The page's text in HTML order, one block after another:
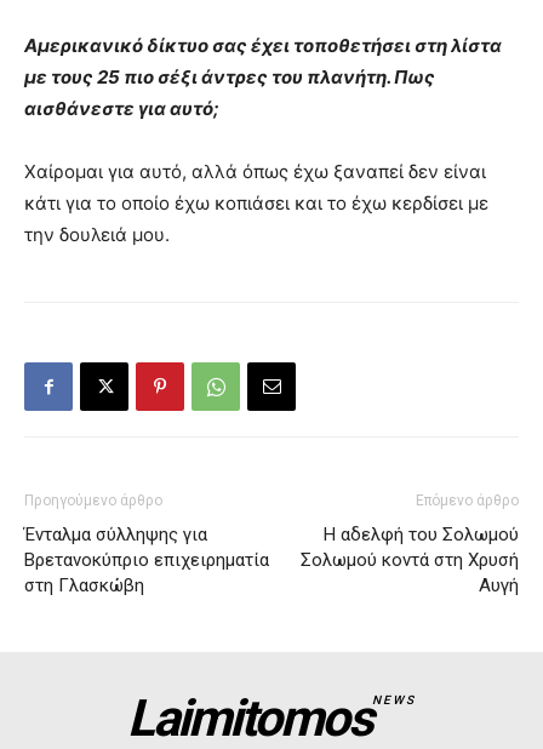
Αμερικανικό δίκτυο σας έχει τοποθετήσει στη λίστα
με τους 25 πιο σέξι άντρες του πλανήτη. Πως
αισθάνεστε για αυτό;
Χαίρομαι για αυτό, αλλά όπως έχω ξαναπεί δεν είναι
κάτι για το οποίο έχω κοπιάσει και το έχω κερδίσει με
την δουλειά μου.
Προηγούμενο άρθρο
Ένταλμα σύλληψης για
Βρετανοκύπριο επιχειρηματία
στη Γλασκώβη
Επόμενο άρθρο
Η αδελφή του Σολωμού
Σολωμού κοντά στη Χρυσή
Αυγή
LaimitomosNEWS